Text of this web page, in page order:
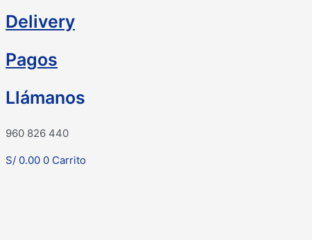
Delivery
Pagos
Llámanos
960 826 440
S/ 0.00 0 Carrito